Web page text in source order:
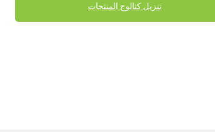
تنزيل كتالوج المنتجات